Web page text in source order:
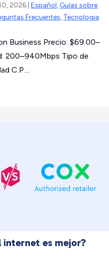
2026 | Español, Guías sobre
Frecuentes, Tecnologia
Business Precio: $69.00–
200–940Mbps Tipo de
C.P....
internet es mejor?